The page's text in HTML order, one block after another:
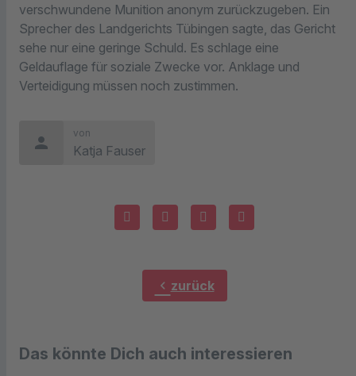
verschwundene Munition anonym zurückzugeben. Ein
Sprecher des Landgerichts Tübingen sagte, das Gericht
sehe nur eine geringe Schuld. Es schlage eine
Geldauflage für soziale Zwecke vor. Anklage und
Verteidigung müssen noch zustimmen.
person
von
Katja Fauser
chevron_left zurück
Das könnte Dich auch interessieren